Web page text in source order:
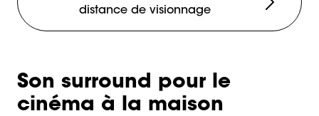
distance de visionnage
Son surround pour le
cinéma à la maison